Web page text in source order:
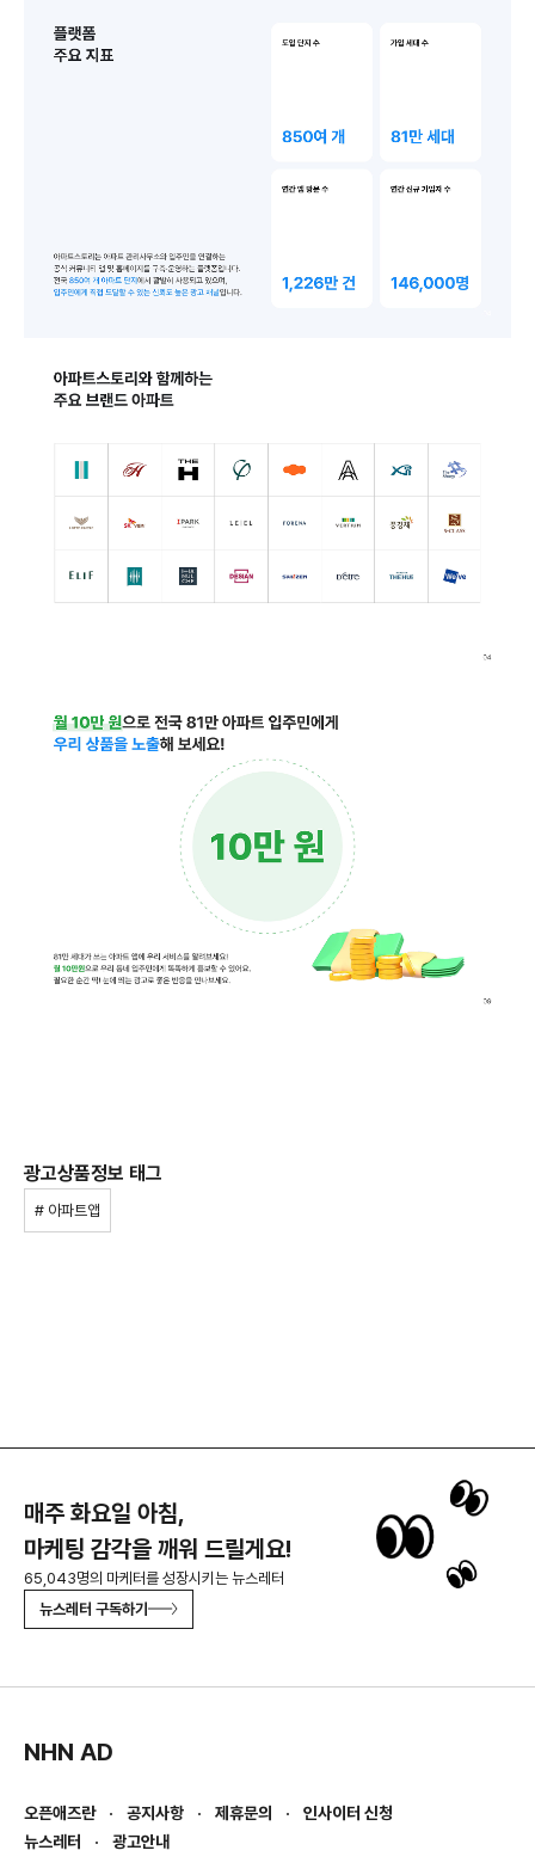
광고상품정보 태그
# 아파트앱
매주 화요일 아침,
마케팅 감각을 깨워 드릴게요!
65,043명의 마케터를 성장시키는 뉴스레터
뉴스레터 구독하기
NHN AD
오픈애즈란 공지사항 제휴문의
인사이터 신청
뉴스레터
광고안내